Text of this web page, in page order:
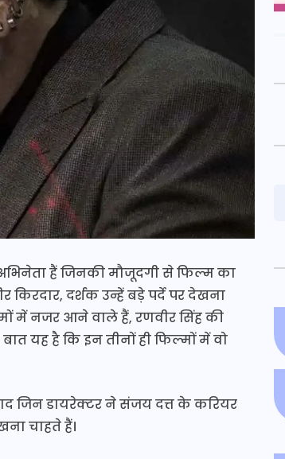
हैं जिनकी मौजूदगी से फिल्म का
किरदार, दर्शक उन्हें बड़े पर्दे पर देखना
में नजर आने वाले हैं, रणवीर सिंह की
बात यह है कि इन तीनों ही फिल्मों में वो
जिन डायरेक्टर ने संजय दत्त के करियर
चाहते हैं।